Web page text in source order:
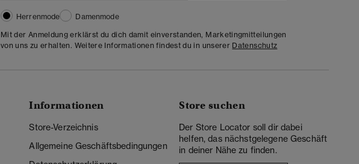
Herrenmode
Damenmode
Mit der Anmeldung erklärst du dich damit einverstanden, Marketingmitteilungen
von uns zu erhalten. Weitere Informationen findest du in unserer Datenschutz
Informationen
Store-Verzeichnis
Allgemeine Geschäftsbedingungen
Store suchen
Der Store Locator soll dir dabei
helfen, das nächstgelegene Geschäft
in deiner Nähe zu finden.